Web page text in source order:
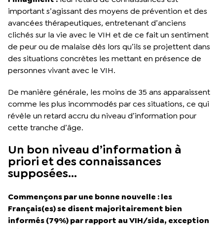
important s’agissant des moyens de prévention et des
avancées thérapeutiques, entretenant d’anciens
clichés sur la vie avec le VIH et de ce fait un sentiment
de peur ou de malaise dès lors qu’ils se projettent dans
des situations concrètes les mettant en présence de
personnes vivant avec le VIH.
De manière générale, les moins de 35 ans apparaissent
comme les plus incommodés par ces situations, ce qui
révèle un retard accru du niveau d’information pour
cette tranche d’âge.
Un bon niveau d’information à
priori et des connaissances
supposées…
Commençons par une bonne nouvelle : les
Français(es) se disent majoritairement bien
informés (79%) par rapport au VIH/sida, exception